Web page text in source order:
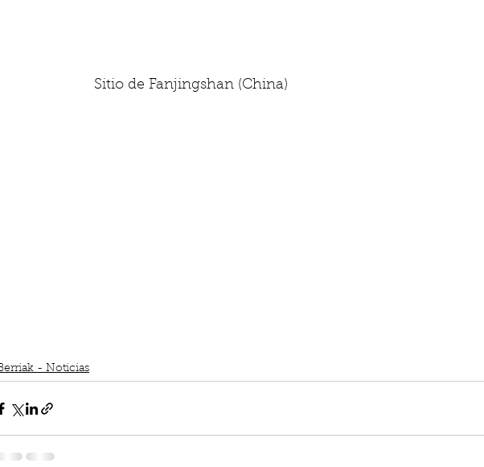
                         Sitio de Fanjingshan (China)
- Noticias